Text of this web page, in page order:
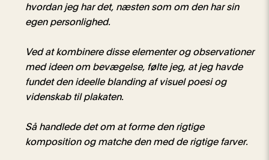
hvordan jeg har det, næsten som om den har sin
egen personlighed.
Ved at kombinere disse elementer og observationer
med ideen om bevægelse, følte jeg, at jeg havde
fundet den ideelle blanding af visuel poesi og
videnskab til plakaten.
Så handlede det om at forme den rigtige
komposition og matche den med de rigtige farver.